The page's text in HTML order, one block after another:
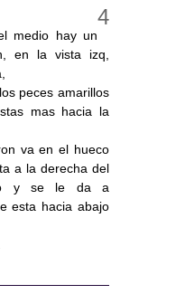
medio hay un
en la vista izq,
peces amarillos
mas hacia la
va en el hueco
a la derecha del
y se le da a
esta hacia abajo